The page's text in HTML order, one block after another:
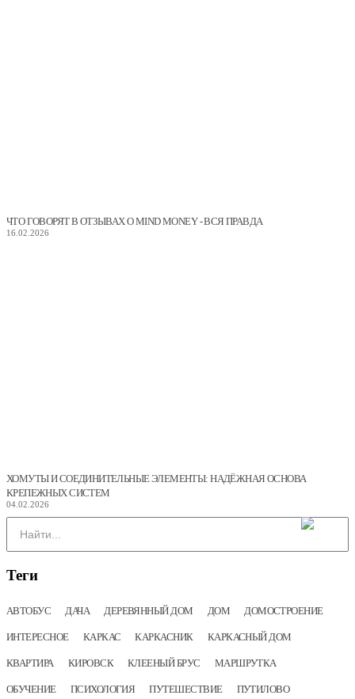
ЧТО ГОВОРЯТ В ОТЗЫВАХ О MIND MONEY - ВСЯ ПРАВДА
16.02.2026
ХОМУТЫ И СОЕДИНИТЕЛЬНЫЕ ЭЛЕМЕНТЫ: НАДЁЖНАЯ ОСНОВА
КРЕПЕЖНЫХ СИСТЕМ
04.02.2026
Теги
АВТОБУС ДАЧА ДЕРЕВЯННЫЙ ДОМ ДОМ ДОМОСТРОЕНИЕ
ИНТЕРЕСНОЕ КАРКАС КАРКАСНИК КАРКАСНЫЙ ДОМ
КВАРТИРА КИРОВСК КЛЕЕНЫЙ БРУС МАРШРУТКА
ОБУЧЕНИЕ ПСИХОЛОГИЯ ПУТЕШЕСТВИЕ ПУТИЛОВО